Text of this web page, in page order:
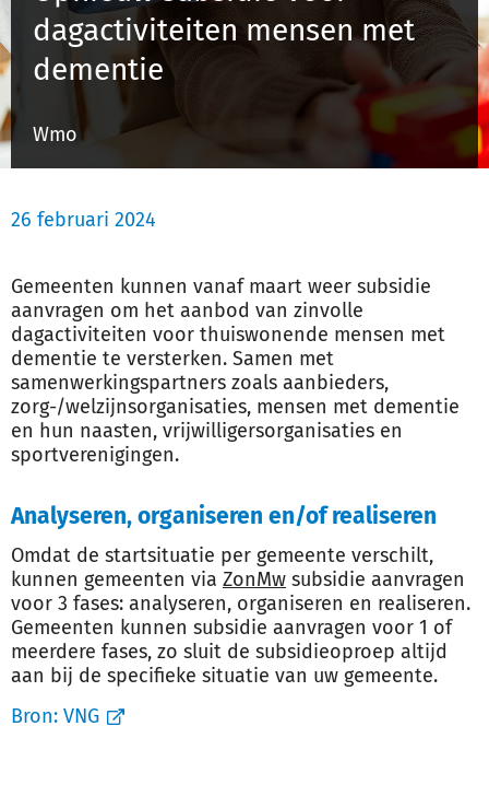
dagactiviteiten mensen met
dementie
Wmo
26 februari 2024
Gemeenten kunnen vanaf maart weer subsidie
aanvragen om het aanbod van zinvolle
dagactiviteiten voor thuiswonende mensen met
dementie te versterken. Samen met
samenwerkingspartners zoals aanbieders,
zorg-/welzijnsorganisaties, mensen met dementie
en hun naasten, vrijwilligersorganisaties en
sportverenigingen.
Analyseren, organiseren en/of realiseren
Omdat de startsituatie per gemeente verschilt,
kunnen gemeenten via ZonMw subsidie aanvragen
voor 3 fases: analyseren, organiseren en realiseren.
Gemeenten kunnen subsidie aanvragen voor 1 of
meerdere fases, zo sluit de subsidieoproep altijd
aan bij de specifieke situatie van uw gemeente.
Bron: VNG